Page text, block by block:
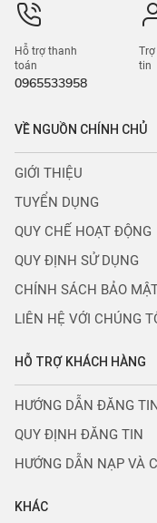
Hỗ trợ thanh
toán
0965533958
tin
VỀ NGUỒN CHÍNH CHỦ
GIỚI THIỆU
TUYỂN DỤNG
QUY CHẾ HOẠT ĐỘNG
QUY ĐỊNH SỬ DỤNG
CHÍNH SÁCH BẢO
LIÊN HỆ VỚI CHÚNG
HỖ TRỢ KHÁCH HÀNG
HƯỚNG DẪN ĐĂNG
QUY ĐỊNH ĐĂNG TIN
HƯỚNG DẪN NẠP VÀ
KHÁC